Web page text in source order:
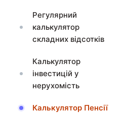
Регулярний
калькулятор
складних відсотків
Калькулятор
інвестицій у
нерухомість
Калькулятор Пенсії